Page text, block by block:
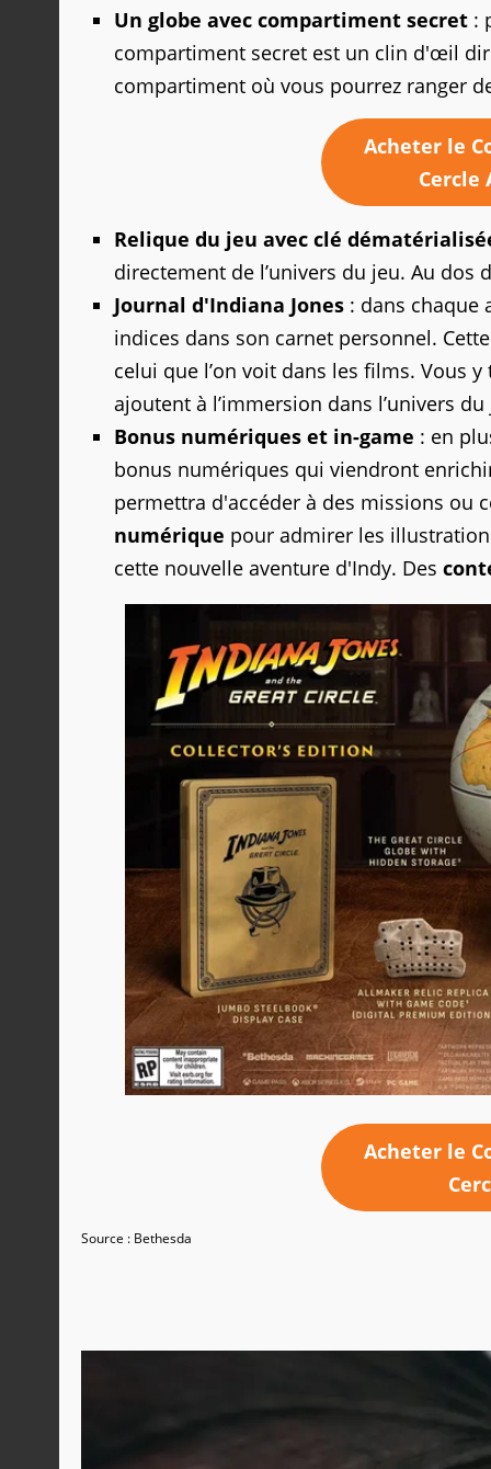
Un globe avec compartiment secret :
compartiment secret est un clin d'œil
compartiment où vous pourrez ranger
Acheter le
Cercle
Relique du jeu avec clé
directement de l’univers du jeu. Au
Journal d'Indiana Jones : dans chaque
indices dans son carnet personnel.
celui que l’on voit dans les films. Vous
ajoutent à l’immersion dans l’univers du
Bonus numériques et in-game : en
bonus numériques qui viendront
permettra d'accéder à des missions ou
numérique pour admirer les
cette nouvelle aventure d'Indy. Des
Acheter le
Source : Bethesda